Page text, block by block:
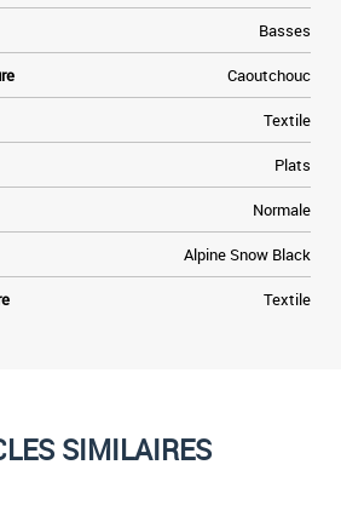
Basses
Caoutchouc
Textile
Plats
Normale
Alpine Snow Black
Textile
SIMILAIRES